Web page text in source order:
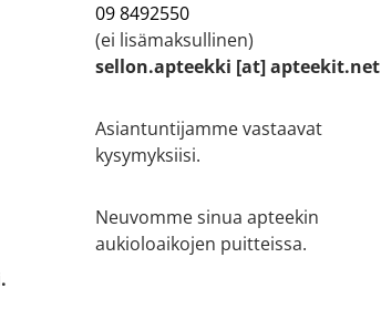
09 8492550
(ei lisämaksullinen)
sellon.apteekki [at] apteekit.net
Asiantuntijamme vastaavat
kysymyksiisi.
Neuvomme sinua apteekin
aukioloaikojen puitteissa.